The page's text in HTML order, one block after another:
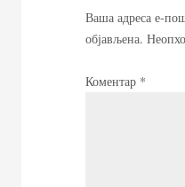
Ваша адреса е-
објављена.
Коментар *